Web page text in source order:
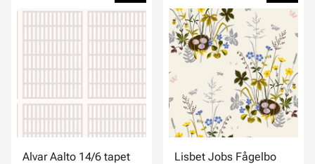
Alvar Aalto 14/6 tapet
Lisbet Jobs Fågelbo